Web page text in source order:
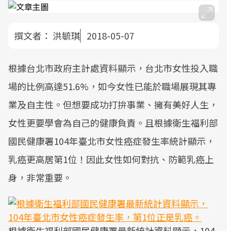
撰文者： 洪毓琪 2018-05-07
根據台北市政府主計處資料顯示，台北市女性投入職
場的比例高達51.6%，如今女性已能於職場展現其專
業及自主性。但想要成功打拚事業、擁有美好人生，
女性更要學會為自己的健康負責。且根據衛生福利部
國民健康署104年臺北市女性癌症發生率統計顯示，
乳癌更高居第1位！因此女性如何對抗、防範乳癌上
身，非常重要。